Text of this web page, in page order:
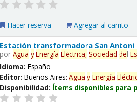
Hacer reserva Agregar al carrito
Estación transformadora San Antoni
porAgua y Energía Eléctrica, Sociedad del
Idioma:Español
Editor:Buenos Aires:Agua y Energía
Disponibilidad: Ítems disponibles para